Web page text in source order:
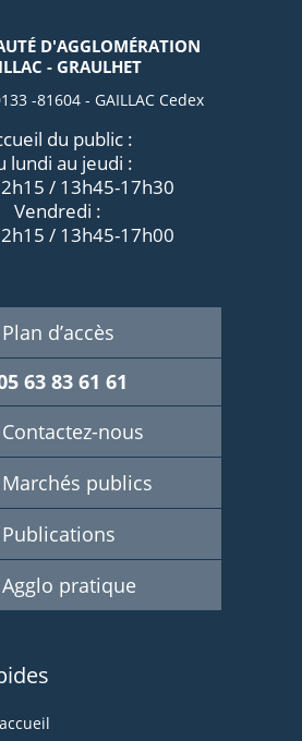
D'AGGLOMÉRATION
- GRAULHET
-81604 - GAILLAC Cedex
du public :
lundi au jeudi :
/ 13h45-17h30
Vendredi :
/ 13h45-17h00
Plan d’accès
63 83 61 61
Contactez-nous
Marchés publics
Publications
Agglo pratique